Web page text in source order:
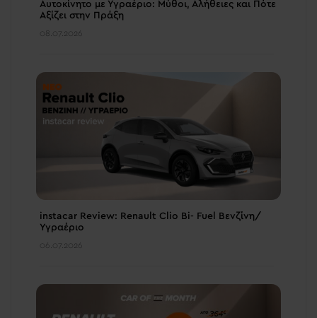
Αυτοκίνητο με Υγραέριο: Μύθοι, Αλήθειες και Πότε
Αξίζει στην Πράξη
08.07.2026
instacar Review: Renault Clio Bi- Fuel Βενζίνη/
Υγραέριο
06.07.2026